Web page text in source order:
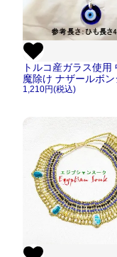
トルコ産ガラス使用
魔除け ナザールボン
ペンダント・ストラ
1,210円(税込)